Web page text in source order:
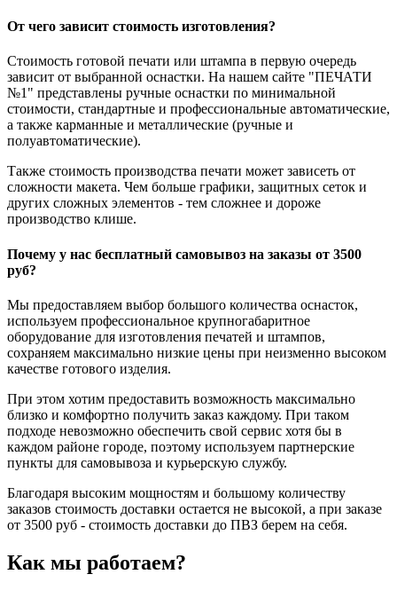
От чего зависит стоимость изготовления?
Стоимость готовой печати или штампа в первую очередь
зависит от выбранной оснастки. На нашем сайте "ПЕЧАТИ
№1" представлены ручные оснастки по минимальной
стоимости, стандартные и профессиональные автоматические,
а также карманные и металлические (ручные и
полуавтоматические).
Также стоимость производства печати может зависеть от
сложности макета. Чем больше графики, защитных сеток и
других сложных элементов - тем сложнее и дороже
производство клише.
Почему у нас бесплатный самовывоз на заказы от 3500
руб?
Мы предоставляем выбор большого количества оснасток,
используем профессиональное крупногабаритное
оборудование для изготовления печатей и штампов,
сохраняем максимально низкие цены при неизменно высоком
качестве готового изделия.
При этом хотим предоставить возможность максимально
близко и комфортно получить заказ каждому. При таком
подходе невозможно обеспечить свой сервис хотя бы в
каждом районе городе, поэтому используем партнерские
пункты для самовывоза и курьерскую службу.
Благодаря высоким мощностям и большому количеству
заказов стоимость доставки остается не высокой, а при заказе
от 3500 руб - стоимость доставки до ПВЗ берем на себя.
Как мы работаем?